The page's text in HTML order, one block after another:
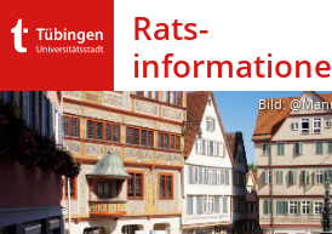
Rats­
Bild: